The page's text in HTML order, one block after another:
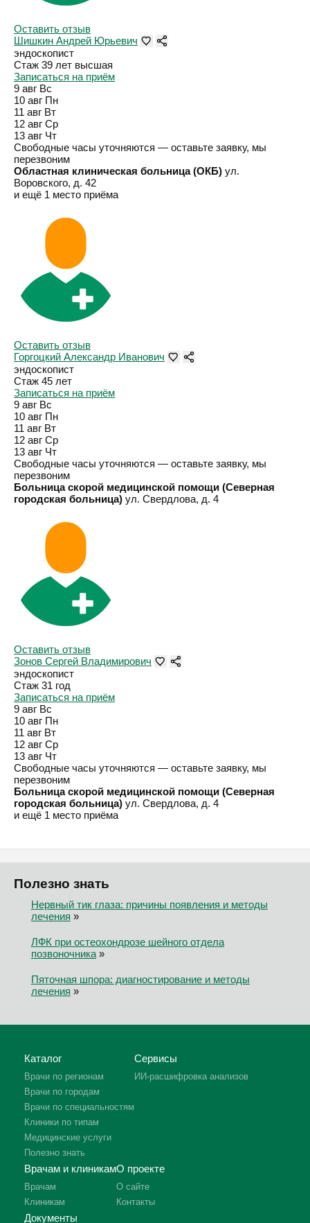
Оставить отзыв
Шишкин Андрей Юрьевич
эндоскопист
Стаж 39 лет высшая
Записаться на приём
9 авг Вс
10 авг Пн
11 авг Вт
12 авг Ср
13 авг Чт
Свободные часы уточняются — оставьте заявку, мы
перезвоним
Областная клиническая больница (ОКБ) ул.
Воровского, д. 42
и ещё 1 место приёма
Оставить отзыв
Горгоцкий Александр Иванович
эндоскопист
Стаж 45 лет
Записаться на приём
9 авг Вс
10 авг Пн
11 авг Вт
12 авг Ср
13 авг Чт
Свободные часы уточняются — оставьте заявку, мы
перезвоним
Больница скорой медицинской помощи (Северная
городская больница) ул. Свердлова, д. 4
Оставить отзыв
Зонов Сергей Владимирович
эндоскопист
Стаж 31 год
Записаться на приём
9 авг Вс
10 авг Пн
11 авг Вт
12 авг Ср
13 авг Чт
Свободные часы уточняются — оставьте заявку, мы
перезвоним
Больница скорой медицинской помощи (Северная
городская больница) ул. Свердлова, д. 4
и ещё 1 место приёма
Полезно знать
Нервный тик глаза: причины появления и методы
лечения »
ЛФК при остеохондрозе шейного отдела
позвоночника»
Пяточная шпора: диагностирование и методы
лечения »
Каталог
Врачи по регионам
Врачи по городам
Врачи по специальностям
Клиники по типам
Медицинские услуги
Полезно знать
Сервисы
ИИ-расшифровка анализов
Врачам и клиникам
Врачам
Клиникам
О проекте
О сайте
Контакты
Документы